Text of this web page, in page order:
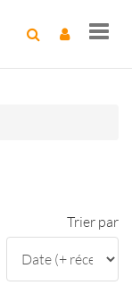
Trier par